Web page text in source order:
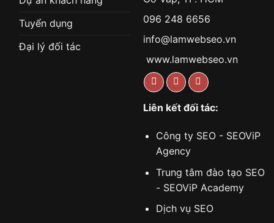
Tuyển dụng
Đại lý đối tác
096 248 6656
info@lamwebseo.vn
www.lamwebseo.vn
Liên kết đối tác:
Công ty SEO - SEOViP
Agency
Trung tâm đào tạo SEO
- SEOViP Academy
Dịch vụ SEO